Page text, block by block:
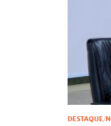
DESTAQUE/